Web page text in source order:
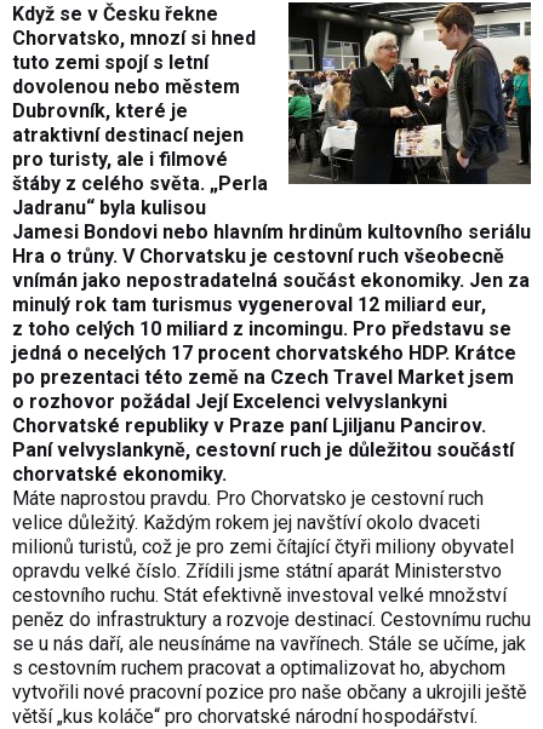
Když se v Česku řekne
Chorvatsko, mnozí si hned
tuto zemi spojí s letní
dovolenou nebo městem
Dubrovník, které je
atraktivní destinací nejen
pro turisty, ale i filmové
štáby z celého světa. „Perla
Jadranu“ byla kulisou
Jamesi Bondovi nebo hlavním hrdinům kultovního seriálu
Hra o trůny. V Chorvatsku je cestovní ruch všeobecně
vnímán jako nepostradatelná součást ekonomiky. Jen za
minulý rok tam turismus vygeneroval 12 miliard eur,
z toho celých 10 miliard z incomingu. Pro představu se
jedná o necelých 17 procent chorvatského HDP. Krátce
po prezentaci této země na Czech Travel Market jsem
o rozhovor požádal Její Excelenci velvyslankyni
Chorvatské republiky v Praze paní Ljiljanu Pancirov.
Paní velvyslankyně, cestovní ruch je důležitou součástí
chorvatské ekonomiky.
Máte naprostou pravdu. Pro Chorvatsko je cestovní ruch
velice důležitý. Každým rokem jej navštíví okolo dvaceti
milionů turistů, což je pro zemi čítající čtyři miliony obyvatel
opravdu velké číslo. Zřídili jsme státní aparát Ministerstvo
cestovního ruchu. Stát efektivně investoval velké množství
peněz do infrastruktury a rozvoje destinací. Cestovnímu ruchu
se u nás daří, ale neusínáme na vavřínech. Stále se učíme, jak
s cestovním ruchem pracovat a optimalizovat ho, abychom
vytvořili nové pracovní pozice pro naše občany a ukrojili ještě
větší „kus koláče“ pro chorvatské národní hospodářství.